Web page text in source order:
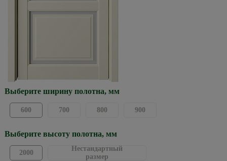
Выберите ширину полотна, мм
600 700 800 900
Выберите высоту полотна, мм
2000
Нестандартный
размер